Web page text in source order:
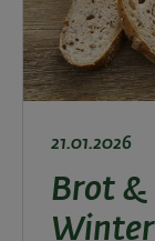
21.01.2026
Brot &